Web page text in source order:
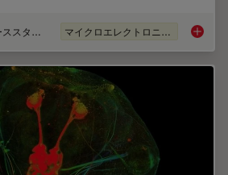
ケーススタディ マイクロエレクトロニクス Safe